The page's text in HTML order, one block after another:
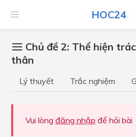
HOC24
Chủ đề 2: Thể hiện
thân
Lý thuyết Trắc nghiệm
Vui lòng đăng nhập để hỏi bài